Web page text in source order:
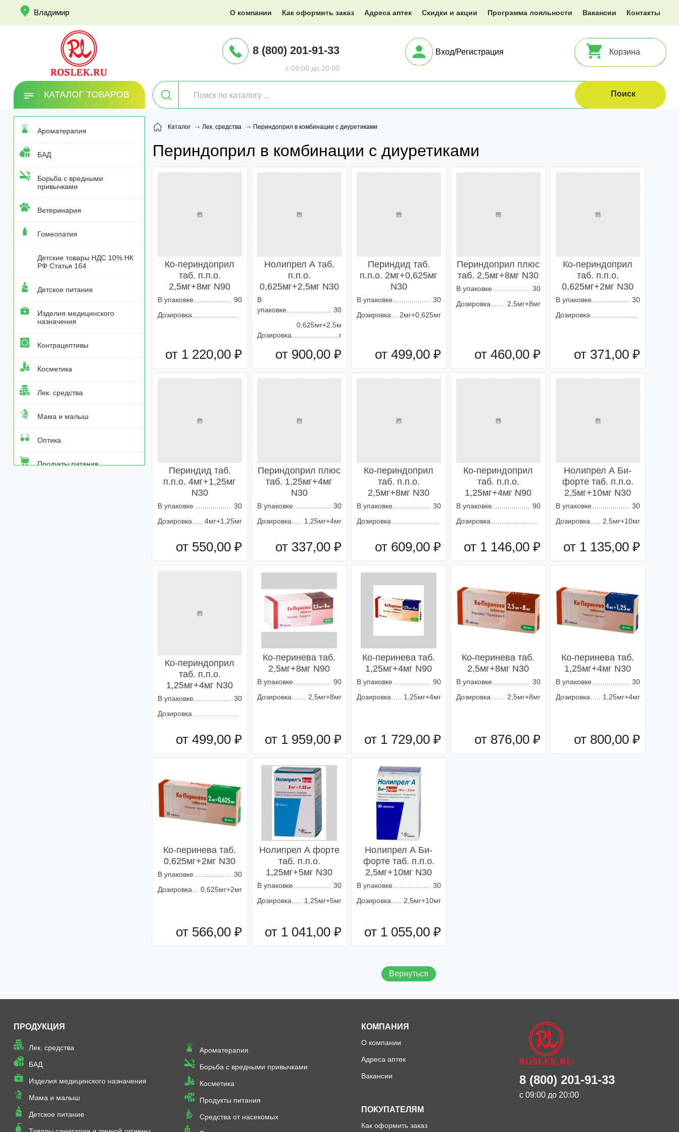
info@XXX.ru
О компании Как оформить заказ Адреса аптек Скидки и акции Программа лояльности Вакансии Контакты
с 09:00 до 20:00
8 (800) 201-91-33 Корзина
Вход/Регистрация
Владимир
КАТАЛОГ ТОВАРОВ
Ароматерапия
БАД
Борьба с вредными
привычками
Ветеринария
Гомеопатия
Детские товары НДС 10% НК
РФ Статья 164
Детское питание
Изделия медицинского
назначения
Контрацептивы
Косметика
Лек. средства
Мама и малыш
Оптика
Продукты питания
Каталог Лек. средства Периндоприл в комбинации с диуретиками
Периндоприл в комбинации с диуретиками
Ко-периндоприл
таб. п.п.о.
2,5мг+8мг N90
В упаковке
90
Дозировка
от 1 220,00 ₽
Нолипрел А таб.
п.п.о.
0,625мг+2,5мг N30
В
упаковке
30
Дозировка
0,625мг+2,5м
г
от 900,00 ₽
Периндид таб.
п.п.о. 2мг+0,625мг
N30
В упаковке
30
Дозировка
2мг+0,625мг
от 499,00 ₽
Периндоприл плюс
таб. 2,5мг+8мг N30
В упаковке
30
Дозировка
2,5мг+8мг
от 460,00 ₽
Ко-периндоприл
таб. п.п.о.
0,625мг+2мг N30
В упаковке
30
Дозировка
от 371,00 ₽
Периндид таб.
п.п.о. 4мг+1,25мг
N30
В упаковке
30
Дозировка
4мг+1,25мг
от 550,00 ₽
Периндоприл плюс
таб. 1,25мг+4мг
N30
В упаковке
30
Дозировка
1,25мг+4мг
от 337,00 ₽
Ко-периндоприл
таб. п.п.о.
2,5мг+8мг N30
В упаковке
30
Дозировка
от 609,00 ₽
Ко-периндоприл
таб. п.п.о.
1,25мг+4мг N90
В упаковке
90
Дозировка
от 1 146,00 ₽
Нолипрел А Би-
форте таб. п.п.о.
2,5мг+10мг N30
В упаковке
30
Дозировка
2,5мг+10мг
от 1 135,00 ₽
Ко-периндоприл
таб. п.п.о.
1,25мг+4мг N30
В упаковке
30
Дозировка
от 499,00 ₽
Ко-перинева таб.
2,5мг+8мг N90
В упаковке
90
Дозировка
2,5мг+8мг
от 1 959,00 ₽
Ко-перинева таб.
1,25мг+4мг N90
В упаковке
90
Дозировка
1,25мг+4мг
от 1 729,00 ₽
Ко-перинева таб.
2,5мг+8мг N30
В упаковке
30
Дозировка
2,5мг+8мг
от 876,00 ₽
Ко-перинева таб.
1,25мг+4мг N30
В упаковке
30
Дозировка
1,25мг+4мг
от 800,00 ₽
Ко-перинева таб.
0,625мг+2мг N30
В упаковке
30
Дозировка
0,625мг+2мг
от 566,00 ₽
Нолипрел А форте
таб. п.п.о.
1,25мг+5мг N30
В упаковке
30
Дозировка
1,25мг+5мг
от 1 041,00 ₽
Нолипрел А Би-
форте таб. п.п.о.
2,5мг+10мг N30
В упаковке
30
Дозировка
2,5мг+10мг
от 1 055,00 ₽
Вернуться
ПРОДУКЦИЯ
Лек. средства
БАД
Изделия медицинского назначения
Мама и малыш
Детское питание
Ароматерапия
Борьба с вредными привычками
Косметика
Продукты питания
Средства от насекомых
КОМПАНИЯ
О компании
Адреса аптек
Вакансии
ПОКУПАТЕЛЯМ
Как оформить заказ
8 (800) 201-91-33
с 09:00 до 20:00